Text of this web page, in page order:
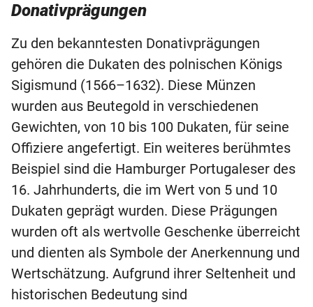
Donativprägungen
Zu den bekanntesten Donativprägungen
gehören die Dukaten des polnischen Königs
Sigismund (1566–1632). Diese Münzen
wurden aus Beutegold in verschiedenen
Gewichten, von 10 bis 100 Dukaten, für seine
Offiziere angefertigt. Ein weiteres berühmtes
Beispiel sind die Hamburger Portugaleser des
16. Jahrhunderts, die im Wert von 5 und 10
Dukaten geprägt wurden. Diese Prägungen
wurden oft als wertvolle Geschenke überreicht
und dienten als Symbole der Anerkennung und
Wertschätzung. Aufgrund ihrer Seltenheit und
historischen Bedeutung sind